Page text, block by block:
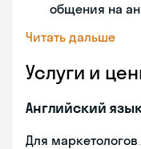
общения на
Читать дальше
Услуги и
Английский
Для маркетологов